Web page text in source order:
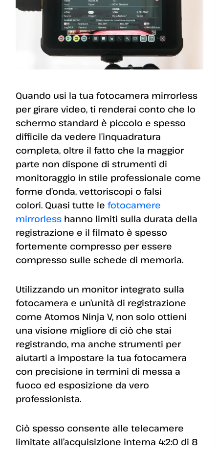
Quando usi la tua fotocamera mirrorless
per girare video, ti renderai conto che lo
schermo standard è piccolo e spesso
difficile da vedere l’inquadratura
completa, oltre il fatto che la maggior
parte non dispone di strumenti di
monitoraggio in stile professionale come
forme d’onda, vettoriscopi o falsi
colori. Quasi tutte le fotocamere
mirrorless hanno limiti sulla durata della
registrazione e il filmato è spesso
fortemente compresso per essere
compresso sulle schede di memoria.
Utilizzando un monitor integrato sulla
fotocamera e un’unità di registrazione
come Atomos Ninja V, non solo ottieni
una visione migliore di ciò che stai
registrando, ma anche strumenti per
aiutarti a impostare la tua fotocamera
con precisione in termini di messa a
fuoco ed esposizione da vero
professionista.
Ciò spesso consente alle telecamere
limitate all’acquisizione interna 4:2:0 di 8